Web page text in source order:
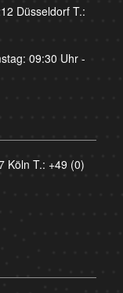
Düsseldorf T.:
09:30 Uhr -
Köln T.: +49 (0)